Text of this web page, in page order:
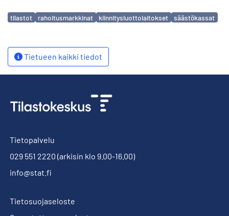
Avainsanat
tilastot rahoitusmarkkinat kiinnitysluottolaitokset säästökassat
Tietueen kaikki tiedot
Tietopalvelu
029 551 2220 (arkisin klo 9.00-16.00)
info@stat.fi
Tietosuojaseloste